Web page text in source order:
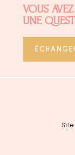
VOUS
UNE